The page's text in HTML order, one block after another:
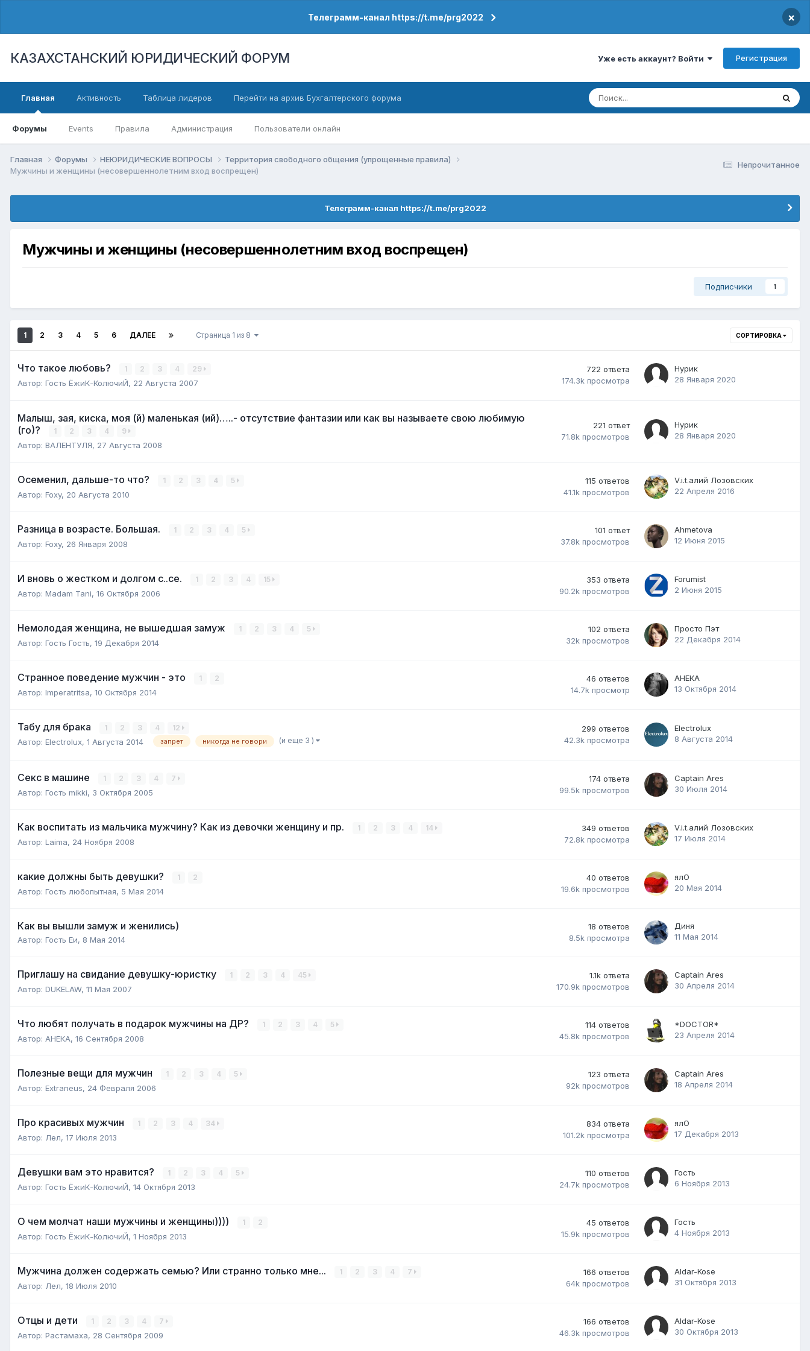
Телеграмм-канал https://t.me/prg2022 ×
КАЗАХСТАНСКИЙ ЮРИДИЧЕСКИЙ ФОРУМ Уже есть аккаунт? Войти Регистрация
Главная
Форумы Events Правила Администрация Пользователи онлайн
Активность Таблица лидеров Перейти на архив Бухгалтерского форума
Непрочитанное
Главная Форумы НЕЮРИДИЧЕСКИЕ ВОПРОСЫ
Территория свободного общения (упрощенные правила)
Мужчины и женщины (несовершеннолетним вход воспрещен)
Телеграмм-канал https://t.me/prg2022
Мужчины и женщины (несовершеннолетним вход воспрещен)
Подписчики 1
СОРТИРОВКА
1 2 3 4 5 6 ДАЛЕЕ Страница 1 из 8
Что такое любовь? 1 2 3 4 29
Автор: Гость ЁжиК-КолючиЙ, 22 Августа 2007
722 ответа
174.3k просмотра
Нурик
28 Января 2020
Малыш, зая, киска, моя (й) маленькая (ий)…..- отсутствие фантазии или как вы называете свою любимую
(го)?
1 2 3 4 9
Автор: ВАЛЕНТУЛЯ, 27 Августа 2008
221 ответ
71.8k просмотров
Нурик
28 Января 2020
Осеменил, дальше-то что? 1 2 3 4 5
Автор: Foxy, 20 Августа 2010
115 ответов
41.1k просмотров
V.i.t.алий Лозовских
22 Апреля 2016
Разница в возрасте. Большая. 1 2 3 4 5
Автор: Foxy, 26 Января 2008
101 ответ
37.8k просмотров
Ahmetova
12 Июня 2015
И вновь о жестком и долгом с..се. 1 2 3 4 15
Автор: Madam Tani, 16 Октября 2006
353 ответа
90.2k просмотров
Forumist
2 Июня 2015
Немолодая женщина, не вышедшая замуж 1 2 3 4 5
Автор: Гость Гость, 19 Декабря 2014
102 ответа
32k просмотров
Просто Пэт
22 Декабря 2014
Странное поведение мужчин - это 1 2
Автор: Imperatritsa, 10 Октября 2014
46 ответов
14.7k просмотр
АНЕКА
13 Октября 2014
Табу для брака 1 2 3 4 12
Автор: Electrolux, 1 Августа 2014 запрет никогда не говори (и еще 3 )
299 ответов
42.3k просмотра
Electrolux
8 Августа 2014
Секс в машине 1 2 3 4 7
Автор: Гость mikki, 3 Октября 2005
174 ответа
99.5k просмотров
Captain Ares
30 Июля 2014
Как воспитать из мальчика мужчину? Как из девочки женщину и пр. 1 2 3 4 14
Автор: Laimа, 24 Ноября 2008
349 ответов
72.8k просмотра
V.i.t.алий Лозовских
17 Июля 2014
какие должны быть девушки? 1 2
Автор: Гость любопытная, 5 Мая 2014
40 ответов
19.6k просмотров
ялО
20 Мая 2014
Как вы вышли замуж и женились)
Автор: Гость Еи, 8 Мая 2014
18 ответов
8.5k просмотра
Диня
11 Мая 2014
Приглашу на свидание девушку-юристку 1 2 3 4 45
Автор: DUKELAW, 11 Мая 2007
1.1k ответа
170.9k просмотров
Captain Ares
30 Апреля 2014
Что любят получать в подарок мужчины на ДР? 1 2 3 4 5
Автор: АНЕКА, 16 Сентября 2008
114 ответов
45.8k просмотров
*DOCTOR*
23 Апреля 2014
Полезные вещи для мужчин 1 2 3 4 5
Автор: Extraneus, 24 Февраля 2006
123 ответа
92k просмотров
Captain Ares
18 Апреля 2014
Про красивых мужчин 1 2 3 4 34
Автор: Лел, 17 Июля 2013
834 ответа
101.2k просмотра
ялО
17 Декабря 2013
Девушки вам это нравится? 1 2 3 4 5
Автор: Гость ЁжиК-КолючиЙ, 14 Октября 2013
110 ответов
24.7k просмотров
Гость
6 Ноября 2013
О чем молчат наши мужчины и женщины)))) 1 2
Автор: Гость ЁжиК-КолючиЙ, 1 Ноября 2013
45 ответов
15.9k просмотров
Гость
4 Ноября 2013
Мужчина должен содержать семью? Или странно только мне... 1 2 3 4 7
Автор: Лел, 18 Июля 2010
166 ответов
64k просмотров
Aldar-Kose
31 Октября 2013
Отцы и дети 1 2 3 4 7
Автор: Растамаха, 28 Сентября 2009
166 ответов
46.3k просмотров
Aldar-Kose
30 Октября 2013